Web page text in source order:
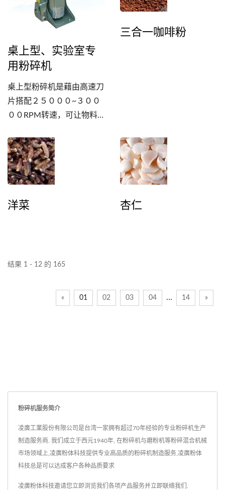
桌上型、实验室专
用粉碎机
桌上型粉碎机是藉由高速刀
片搭配２５０００~３００
００RPM转速，可让物料
最适合学术研究机构、实验
室、个人工作室使用。
三合一咖啡粉
洋菜 杏仁
结果 1 - 12 的 165
« 01 02 03 04 … 14 »
粉碎机服务简介
凌廣工業股份有限公司是台湾一家拥有超过70年经验的专业粉碎机生产
制造服务商. 我们成立于西元1940年, 在粉碎机与磨粉机等粉碎混合机械
市场领域上,凌廣粉体科技提供专业高品质的粉碎机制造服务,凌廣粉体
科技总是可以达成客户各种品质要求
凌廣粉体科技邀请您立即浏览我们各项产品服务并立即联络我们